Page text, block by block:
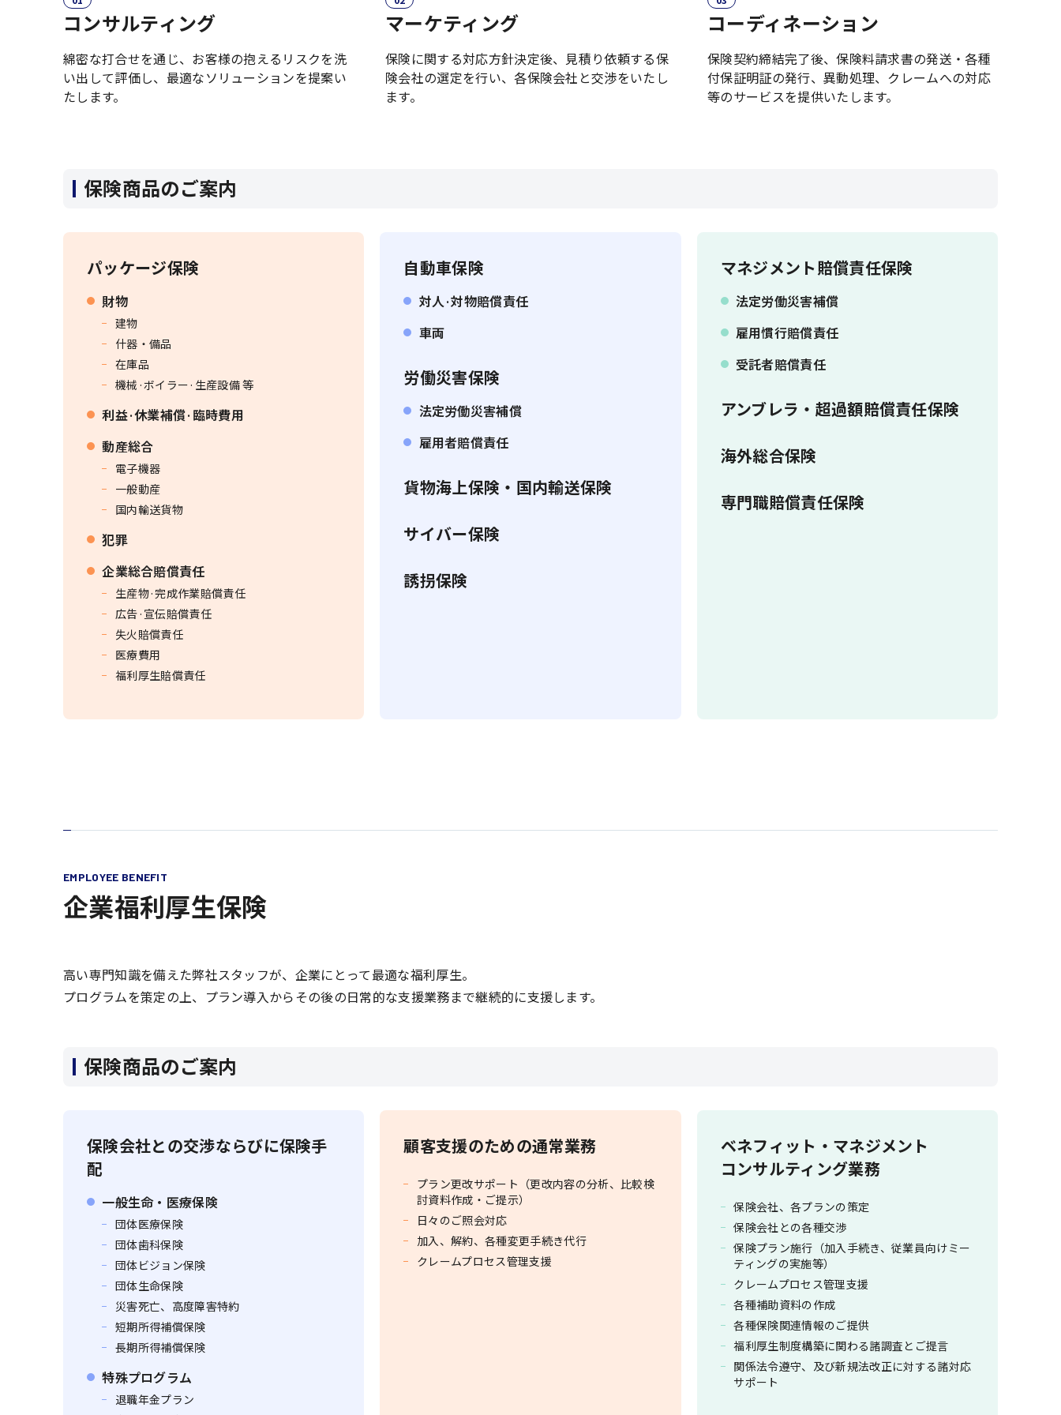
コンサルティング
綿密な打合せを通じ、お客様の抱えるリスクを洗
い出して評価し、最適なソリューションを提案い
たします。
マーケティング
保険に関する対応方針決定後、見積り依頼する保
険会社の選定を行い、各保険会社と交渉をいたし
ます。
コーディネーション
保険契約締結完了後、保険料請求書の発送・各種
付保証明証の発行、異動処理、クレームへの対応
等のサービスを提供いたします。
保険商品のご案内
パッケージ保険
財物
建物
什器・備品
在庫品
機械·ボイラー·生産設備 等
利益·休業補償·臨時費用
動産総合
電子機器
一般動産
国内輸送貨物
犯罪
企業総合賠償責任
生産物·完成作業賠償責任
広告·宣伝賠償責任
失火賠償責任
医療費用
福利厚生賠償責任
自動車保険
対人·対物賠償責任
車両
労働災害保険
法定労働災害補償
雇用者賠償責任
貨物海上保険・国内輸送保険
サイバー保険
誘拐保険
マネジメント賠償責任保険
法定労働災害補償
雇用慣行賠償責任
受託者賠償責任
アンブレラ・超過額賠償責任保険
海外総合保険
専門職賠償責任保険
EMPLOYEE BENEFIT
企業​福利厚生保険
高い専門知識を備えた弊社スタッフが、企業にとって最適な福利厚生。
プログラムを策定の上、プラン導入からその後の日常的な支援業務まで継続的に支援します。
保険商品のご案内
保険会社との交渉ならびに保険手
配
一般生命・医療保険
団体医療保険
団体歯科保険
団体ビジョン保険
団体生命保険
災害死亡、高度障害特約
短期所得補償保険
長期所得補償保険
特殊プログラム
退職年金プラン
顧客支援のための通常業務
プラン更改サポート（更改内容の分析、比較検
討資料作成・ご提示）
日々のご照会対応
加入、解約、各種変更手続き代行
クレームプロセス管理支援
ベネフィット・マネジメント
コンサルティング業務
保険会社、各プランの策定
保険会社との各種交渉
保険プラン施行（加入手続き、従業員向けミー
ティングの実施等）
クレームプロセス管理支援
各種補助資料の作成
各種保険関連情報のご提供
福利厚生制度構築に関わる諸調査とご提言
関係法令遵守、及び新規法改正に対する諸対応
サポート